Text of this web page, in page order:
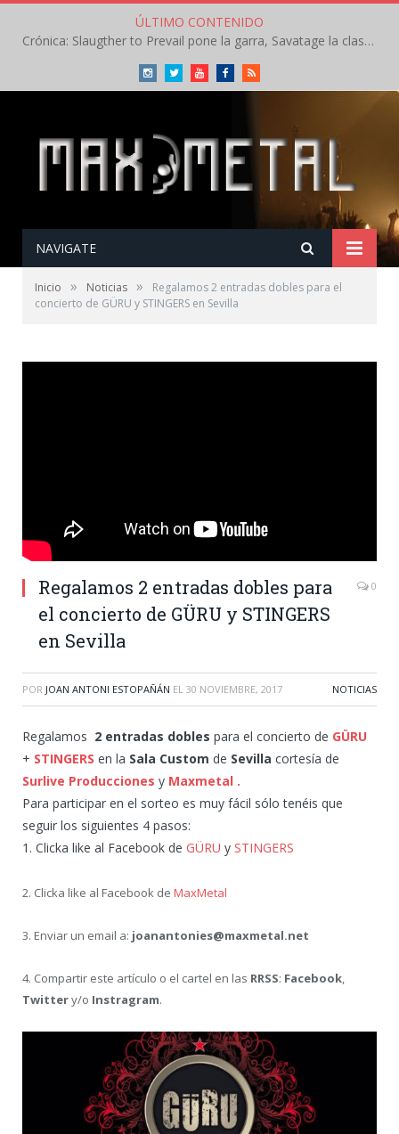
ÚLTIMO CONTENIDO
Crónica: Slaugther to Prevail pone la garra, Savatage la clase en la apertura del Leyendas del Rock – Miércoles – Agosto 2026
InstagramTwitterYoutubeFacebookRSS
NAVIGATE
Inicio » Noticias »
Regalamos 2 entradas dobles para el
concierto de GÜRU y STINGERS en Sevilla
Regalamos 2 entradas dobles para
el concierto de GÜRU y STINGERS
en Sevilla
0
POR JOAN ANTONI ESTOPAÑÁN EL 30 NOVIEMBRE, 2017 NOTICIAS
Regalamos 2 entradas dobles para el concierto de GÜRU
+ STINGERS en la Sala Custom de Sevilla cortesía de
Surlive Producciones y Maxmetal .
Para participar en el sorteo es muy fácil sólo tenéis que
seguir los siguientes 4 pasos:
1. Clicka like al Facebook de GÜRU y STINGERS
2. Clicka like al Facebook de MaxMetal
3. Enviar un email a: joanantonies@maxmetal.net
4. Compartir este artículo o el cartel en las RRSS: Facebook,
Twittery/o Instragram.